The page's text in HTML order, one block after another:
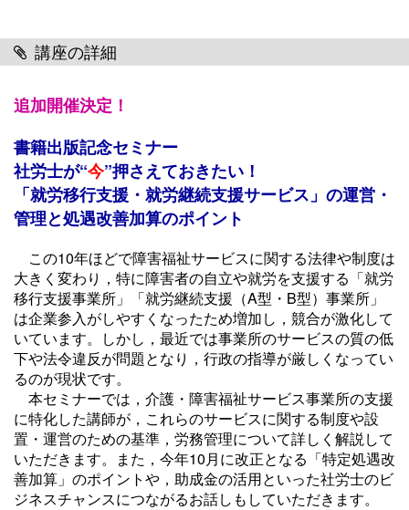
講座の詳細
追加開催決定！
書籍出版記念セミナー
社労士が“今”押さえておきたい！
「就労移行支援・就労継続支援サービス」の運営・
管理と処遇改善加算のポイント
この10年ほどで障害福祉サービスに関する法律や制度は
大きく変わり，特に障害者の自立や就労を支援する「就労
移行支援事業所」「就労継続支援（A型・B型）事業所」
は企業参入がしやすくなったため増加し，競合が激化して
いています。しかし，最近では事業所のサービスの質の低
下や法令違反が問題となり，行政の指導が厳しくなってい
るのが現状です。
本セミナーでは，介護・障害福祉サービス事業所の支援
に特化した講師が，これらのサービスに関する制度や設
置・運営のための基準，労務管理について詳しく解説して
いただきます。また，今年10月に改正となる「特定処遇改
善加算」のポイントや，助成金の活用といった社労士のビ
ジネスチャンスにつながるお話しもしていただきます。